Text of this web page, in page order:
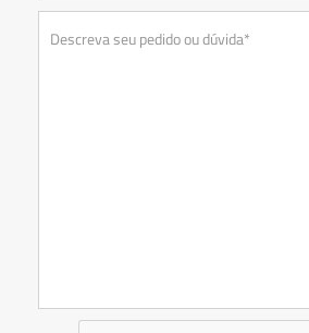
Descreva seu pedido ou dúvida*